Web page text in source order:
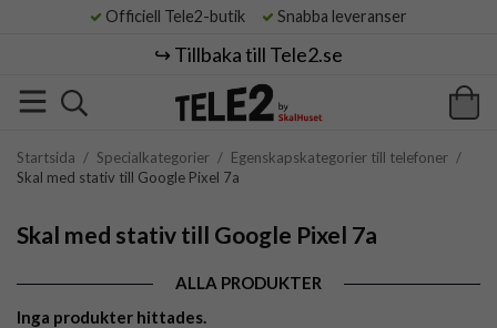
Officiell Tele2-butik Snabba leveranser
↪️ Tillbaka till Tele2.se
Startsida / Specialkategorier / Egenskapskategorier till telefoner /
Skal med stativ till Google Pixel 7a
Skal med stativ till Google Pixel 7a
ALLA PRODUKTER
Inga produkter hittades.